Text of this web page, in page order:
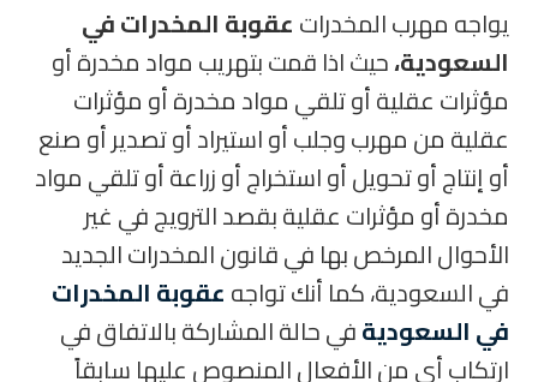
يواجه مهرب المخدراتعقوبة المخدرات في
السعودية،حيث اذا قمت بتهريب مواد مخدرة أو
مؤثرات عقلية أو تلقي مواد مخدرة أو مؤثرات
عقلية من مهرب وجلب أو استيراد أو تصدير أو صنع
أو إنتاج أو تحويل أو استخراج أو زراعة أو تلقي مواد
مخدرة أو مؤثرات عقلية بقصد الترويج في غير
الأحوال المرخص بها في قانون المخدرات الجديد
في السعودية، كما أنك تواجهعقوبة المخدرات
في السعوديةفي حالة المشاركة بالاتفاق في
ارتكاب أي من الأفعال المنصوص عليها سابقاً